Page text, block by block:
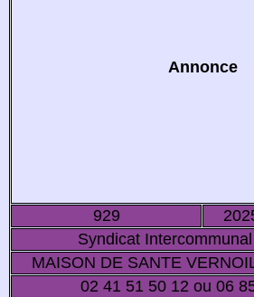
Annonce
929
Syndicat
MAISON DE SANTE
02 41 51 50 12 ou 06